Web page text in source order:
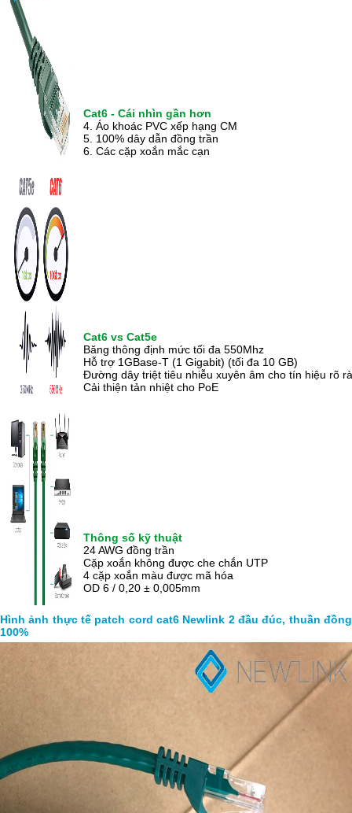
Cat6 - Cái nhìn gần hơn
4. Áo khoác PVC xếp hạng CM
5. 100% dây dẫn đồng trần
6. Các cặp xoắn mắc cạn
Cat6 vs Cat5e
Băng thông định mức tối đa 550Mhz
Hỗ trợ 1GBase-T (1 Gigabit) (tối đa 10 GB)
Đường dây triệt tiêu nhiễu xuyên âm cho tín hiệu rõ
Cải thiện tản nhiệt cho PoE
Thông số kỹ thuật
24 AWG đồng trần
Cặp xoắn không được che chắn UTP
4 cặp xoắn màu được mã hóa
OD 6 / 0,20 ± 0,005mm
Hình ảnh thực tế patch cord cat6 Newlink 2 đầu đúc, thuần đồng
100%